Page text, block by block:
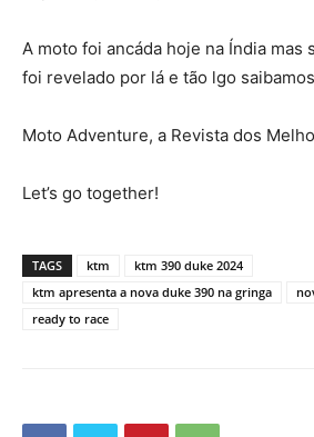
A moto foi ancáda hoje na Índia mas
foi revelado por lá e tão lgo
Moto Adventure, a Revista dos
Let’s go together!
TAGS ktm
ktm 390 duke 2024
ktm apresenta a nova duke 390 na gringa
ready to race